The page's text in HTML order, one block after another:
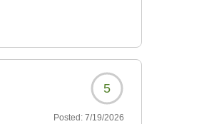
5
Posted: 7/19/2026